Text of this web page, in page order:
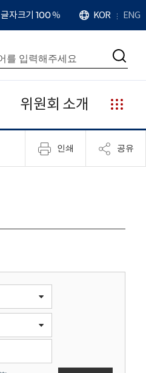
확
대
치
글자크기 100%
언
어
KOR ENG
검
위원회 소개
누
리
집
안
인쇄 공유